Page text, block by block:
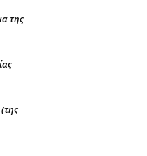
της